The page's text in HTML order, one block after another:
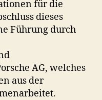
für die
dieses
Führung durch
AG, welches
aus der